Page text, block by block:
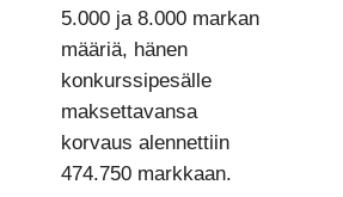
5.000 ja 8.000 markan
määriä, hänen
konkurssipesälle
maksettavansa
korvaus alennettiin
474.750 markkaan.